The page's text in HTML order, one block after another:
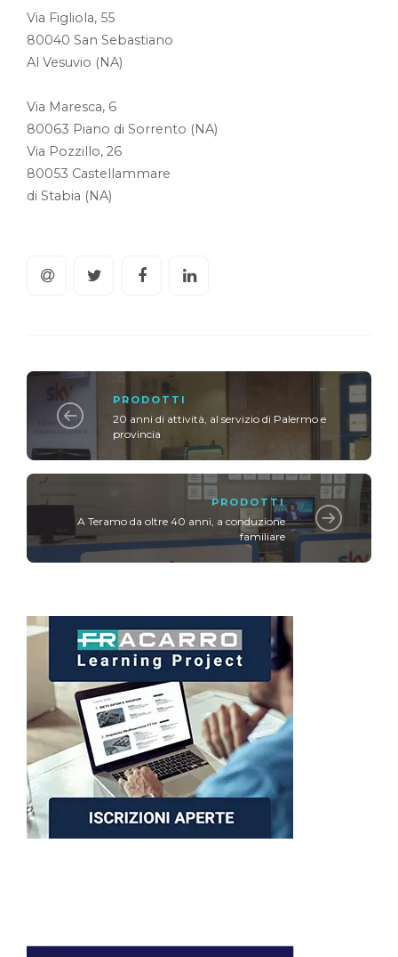
Via Figliola, 55
80040 San Sebastiano
Al Vesuvio (NA)
Via Maresca, 6
80063 Piano di Sorrento (NA)
Via Pozzillo, 26
80053 Castellammare
di Stabia (NA)
PRODOTTI
20 anni di attività, al servizio di Palermo e
provincia
PRODOTTI
A Teramo da oltre 40 anni, a conduzione
familiare